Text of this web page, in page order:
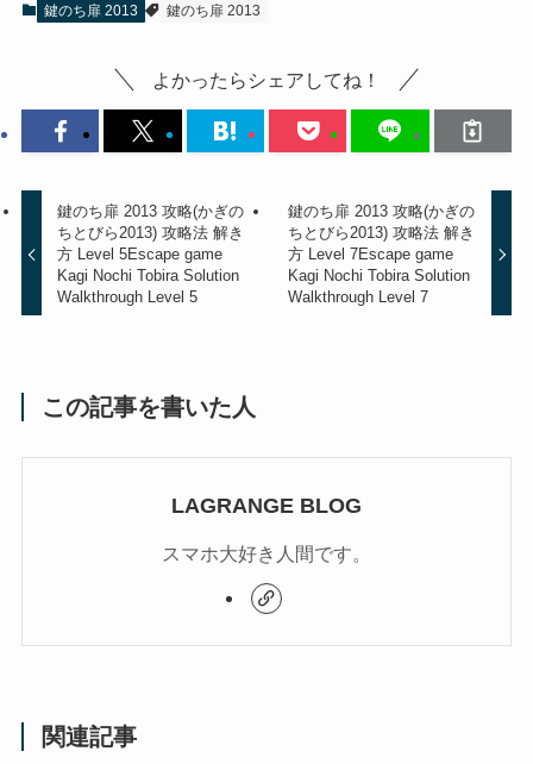
鍵のち扉 2013 鍵のち扉 2013
よかったらシェアしてね！
鍵のち扉 2013 攻略(かぎの
ちとびら2013) 攻略法 解き
方 Level 5Escape game
Kagi Nochi Tobira Solution
Walkthrough Level 5
鍵のち扉 2013 攻略(かぎの
ちとびら2013) 攻略法 解き
方 Level 7Escape game
Kagi Nochi Tobira Solution
Walkthrough Level 7
この記事を書いた人
LAGRANGE BLOG
スマホ大好き人間です。
関連記事